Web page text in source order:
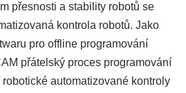
přesnosti a stability robotů se
kontrola robotů. Jako
pro offline programování
přátelský proces programování
automatizované kontroly